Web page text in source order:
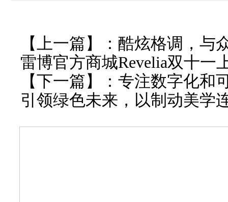
【上一篇】： 酷炫格调，
雷博官方商城Revelia双十一
【下一篇】： 专注数字化和
引领绿色未来，以制动美学